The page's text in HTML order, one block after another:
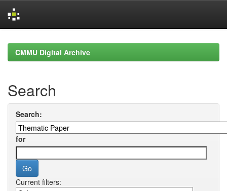
navigationCMMU Digital Archive
Search
Search:
for
Current filters: